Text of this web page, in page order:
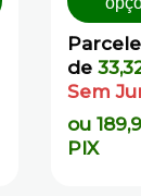
de
Sem
ou
PIX